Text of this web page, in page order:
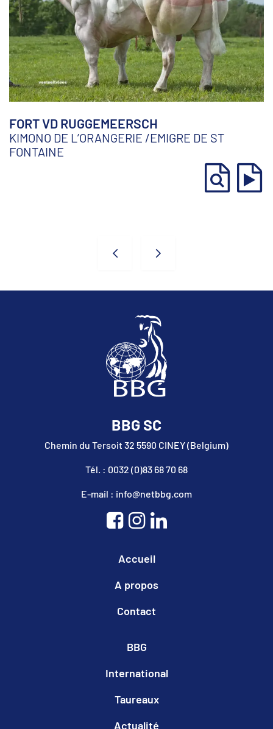
FORT VD RUGGEMEERSCH
KIMONO DE L’ORANGERIE /EMIGRE DE ST
FONTAINE
BBG SC
Chemin du Tersoit 32 5590 CINEY (Belgium)
Tél. : 0032 (0)83 68 70 68
E-mail : info@netbbg.com
Accueil
A propos
Contact
BBG
International
Taureaux
Actualité